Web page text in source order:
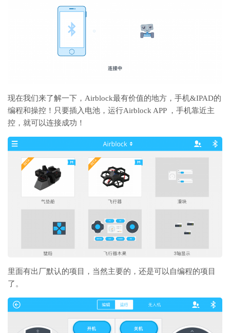
现在我们来了解一下，Airblock最有价值的地方，手机&IPAD的
编程和操控！只要插入电池，运行Airblock APP ，手机靠近主
控，就可以连接成功！
里面有出厂默认的项目，当然主要的，还是可以自编程的项目
了。